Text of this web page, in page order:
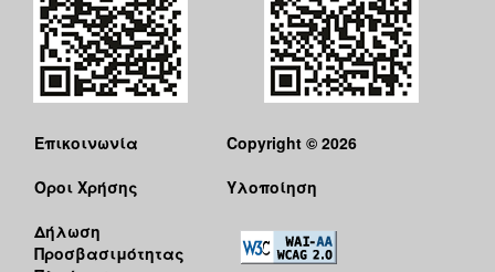
Επικοινωνία
Όροι Χρήσης
Δήλωση
Προσβασιμότητας
Copyright © 2026
Υλοποίηση